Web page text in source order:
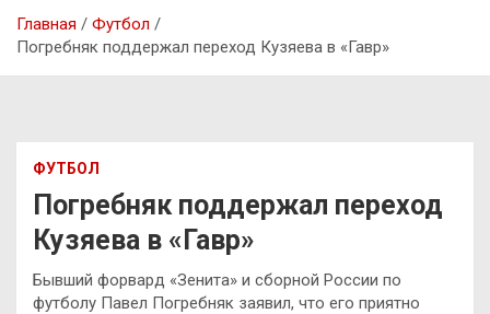
Главная
Футбол
Погребняк поддержал переход Кузяева в «Гавр»
ФУТБОЛ
Погребняк поддержал переход
Кузяева в «Гавр»
Бывший форвард «Зенита» и сборной России по
футболу Павел Погребняк заявил, что его приятно